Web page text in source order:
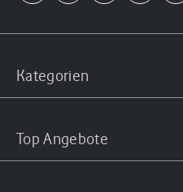
Kategorien
Top Angebote